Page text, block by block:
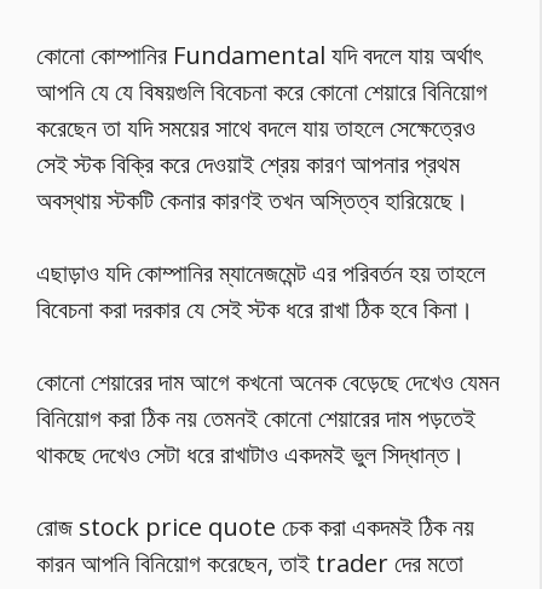
কোনো কোম্পানির Fundamental যদি বদলে যায় অর্থাৎ
আপনি যে যে বিষয়গুলি বিবেচনা করে কোনো শেয়ারে বিনিয়োগ
করেছেন তা যদি সময়ের সাথে বদলে যায় তাহলে সেক্ষেত্রেও
সেই স্টক বিক্রি করে দেওয়াই শ্রেয় কারণ আপনার প্রথম
অবস্থায় স্টকটি কেনার কারণই তখন অস্তিত্ব হারিয়েছে।
এছাড়াও যদি কোম্পানির ম্যানেজমেন্ট এর পরিবর্তন হয় তাহলে
বিবেচনা করা দরকার যে সেই স্টক ধরে রাখা ঠিক হবে কিনা।
কোনো শেয়ারের দাম আগে কখনো অনেক বেড়েছে দেখেও যেমন
বিনিয়োগ করা ঠিক নয় তেমনই কোনো শেয়ারের দাম পড়তেই
থাকছে দেখেও সেটা ধরে রাখাটাও একদমই ভুল সিদ্ধান্ত।
রোজ stock price quote চেক করা একদমই ঠিক নয়
কারন আপনি বিনিয়োগ করেছেন, তাই trader দের মতো